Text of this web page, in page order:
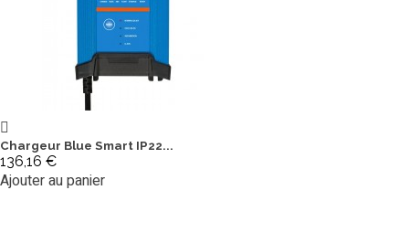
Chargeur Blue Smart IP22...
136,16 €
Ajouter au panier